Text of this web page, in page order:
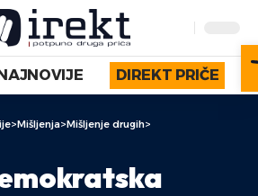
DIREKT PRIČE
>Mišljenja>Mišljenje drugih>